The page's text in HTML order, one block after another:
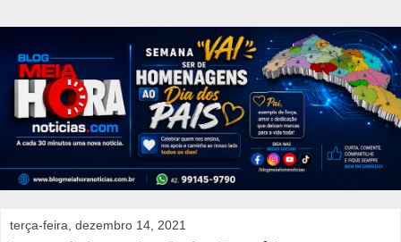
terça-feira, dezembro 14, 2021